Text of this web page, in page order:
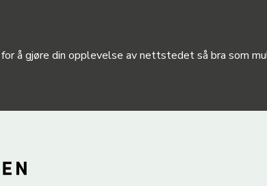
å gjøre din opplevelse av nettstedet så bra som